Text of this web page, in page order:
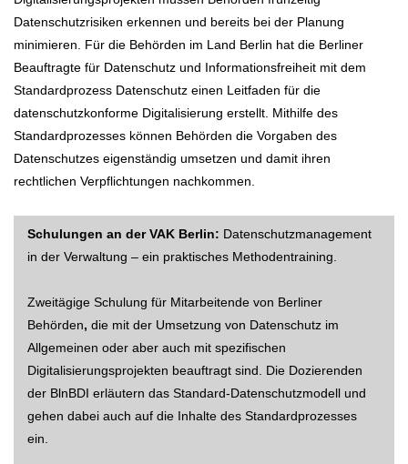
Datenschutzrisiken erkennen und bereits bei der Planung
minimieren. Für die Behörden im Land Berlin hat die Berliner
Beauftragte für Datenschutz und Informationsfreiheit mit dem
Standardprozess Datenschutz einen Leitfaden für die
datenschutzkonforme Digitalisierung erstellt. Mithilfe des
Standardprozesses können Behörden die Vorgaben des
Datenschutzes eigenständig umsetzen und damit ihren
rechtlichen Verpflichtungen nachkommen.
Schulungen an der VAK Berlin: Datenschutzmanagement
in der Verwaltung – ein praktisches Methodentraining.
Zweitägige Schulung für Mitarbeitende von Berliner
Behörden, die mit der Umsetzung von Datenschutz im
Allgemeinen oder aber auch mit spezifischen
Digitalisierungsprojekten beauftragt sind. Die Dozierenden
der BlnBDI erläutern das Standard-Datenschutzmodell und
gehen dabei auch auf die Inhalte des Standardprozesses
ein.